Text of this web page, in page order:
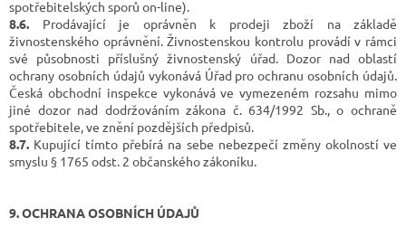
spotřebitelských sporů on-line).
8.6. Prodávající je oprávněn k prodeji zboží na základě
živnostenského oprávnění. Živnostenskou kontrolu provádí v rámci
své působnosti příslušný živnostenský úřad. Dozor nad oblastí
ochrany osobních údajů vykonává Úřad pro ochranu osobních údajů.
Česká obchodní inspekce vykonává ve vymezeném rozsahu mimo
jiné dozor nad dodržováním zákona č. 634/1992 Sb., o ochraně
spotřebitele, ve znění pozdějších předpisů.
8.7. Kupující tímto přebírá na sebe nebezpečí změny okolností ve
smyslu § 1765 odst. 2 občanského zákoníku.
9. OCHRANA OSOBNÍCH ÚDAJŮ